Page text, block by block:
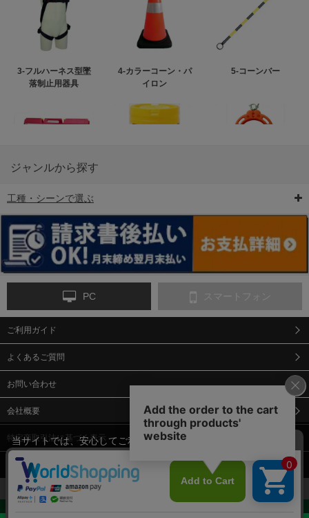
3-フルハーネス型墜
落制止用器具
4-カラーコーン・パ
イロン
5-コーンバー
6-矢印板/LED矢印板
ンス
9-点字マット・タイ
12-安全ベスト
13-誘導灯・誘導棒・
合図灯・手旗
14-ライフジャケット
ジャンルから探す
工種・シーンで選ぶ
PC スマートフォン
ご利用ガイド
よくあるご質問
お問い合わせ
会社概要
特定商取引法に基づく表示
個人情報保護方針
当サイトでは、安心してご利用いただくため（なりすまし防止
等）、またサイトの利便性向上のため、クッキー(Cookie)を使用
しています。 サイトのクッキー(Cookie)の使用に関しては、「プ
ライバシーポリシー」をお読みください。